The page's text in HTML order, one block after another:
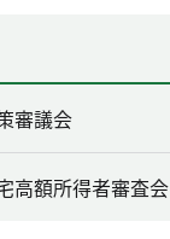
審議会
高額所得者審査会